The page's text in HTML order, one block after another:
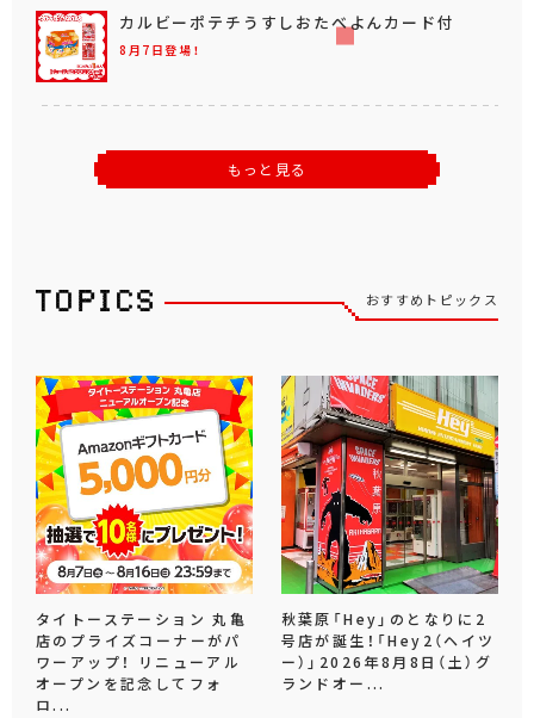
カルビーポテチうすしおたべよんカード付
もっと見る
おすすめトピックス
タイトーステーション 丸亀
店のプライズコーナーがパ
ワーアップ！ リニューアル
オープンを記念してフォ
秋葉原「Hey」のとなりに2
号店が誕生！「Hey2（ヘイツ
ー）」2026年8月8日（土）グ